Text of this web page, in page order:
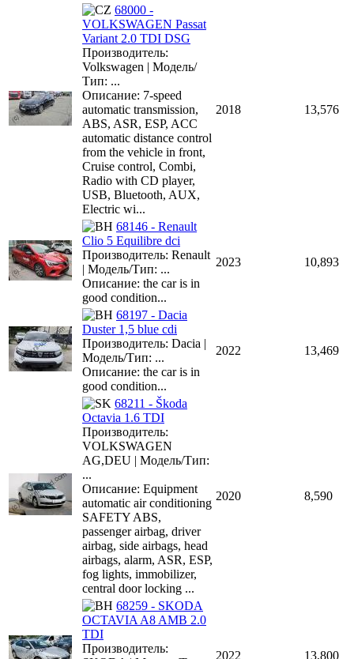
68000 -
VOLKSWAGEN Passat
Variant 2.0 TDI DSG
Производитель:
Volkswagen | Модель/
Тип: ...
Описание: 7-speed
automatic transmission,
ABS, ASR, ESP, ACC
automatic distance control
from the vehicle in front,
Cruise control, Combi,
Radio with CD player,
USB, Bluetooth, AUX,
Electric wi...
2018 13,576
68146 - Renault
Clio 5 Equilibre dci
Производитель: Renault
| Модель/Тип: ...
Описание: the car is in
good condition...
2023 10,893
68197 - Dacia
Duster 1,5 blue cdi
Производитель: Dacia |
Модель/Тип: ...
Описание: the car is in
good condition...
2022 13,469
68211 - Škoda
Octavia 1.6 TDI
Производитель:
VOLKSWAGEN
AG,DEU | Модель/Тип:
...
Описание: Equipment
automatic air conditioning
SAFETY ABS,
passenger airbag, driver
airbag, side airbags, head
airbags, alarm, ASR, ESP,
fog lights, immobilizer,
central door locking ...
2020 8,590
68259 - SKODA
OCTAVIA A8 AMB 2.0
TDI
Производитель:
2022 13,800